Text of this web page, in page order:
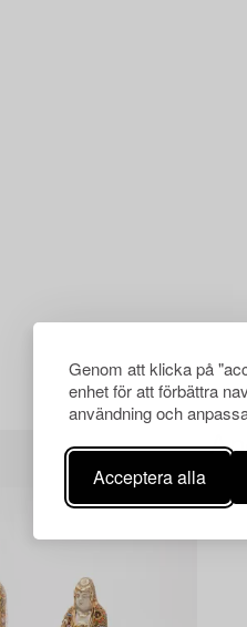
Genom att klicka på
enhet för att förbättra
användning och
Acceptera alla